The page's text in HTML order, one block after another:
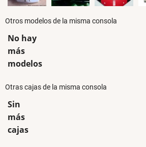
Otros modelos de la misma consola
No hay
más
modelos
Otras cajas de la misma consola
Sin
más
cajas